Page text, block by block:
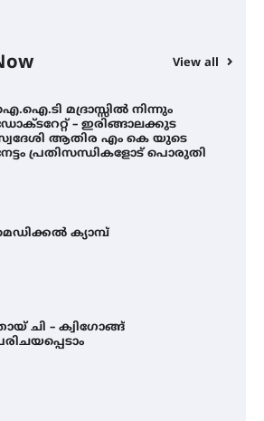
View all
പ്രതിസന്ധികളോട് പൊരുതി
ക്യാമ്പ്
ചി – ക്വിഗോങ്ങ്
പാറേമൽ വറീത്
(69) അന്തരിച്ചു